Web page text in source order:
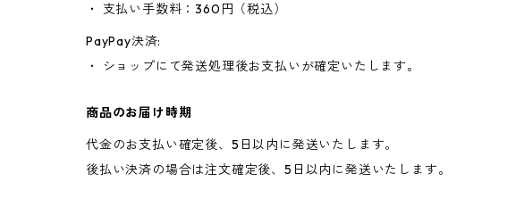
・ 支払い手数料：360円（税込）
PayPay決済:
・ ショップにて発送処理後お支払いが確定いたします。
商品のお届け時期
代金のお支払い確定後、5日以内に発送いたします。
後払い決済の場合は注文確定後、5日以内に発送いたします。